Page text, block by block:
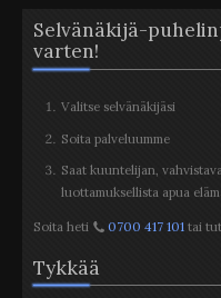
Selvänäkijä-
varten!
Valitse selvänäkijäsi
Soita palveluumme
Saat kuuntelijan,
luottamuksellista apua
Soita heti 0700 417 101tai
Tykkää